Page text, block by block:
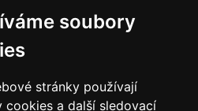
soubory
stránky používají
cookies a další sledovací